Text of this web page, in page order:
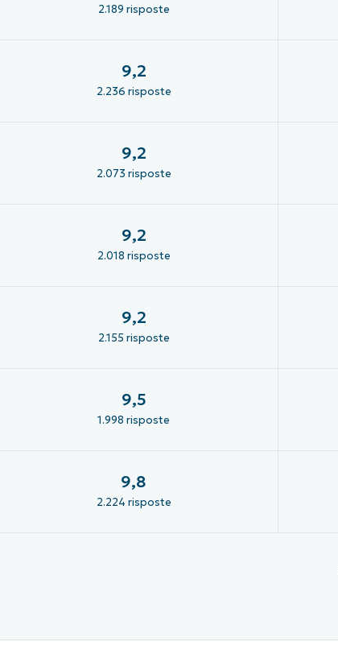
2.189 risposte
9,2
2.236 risposte
9,2
2.073 risposte
9,2
2.018 risposte
9,2
2.155 risposte
9,5
1.998 risposte
9,8
2.224 risposte